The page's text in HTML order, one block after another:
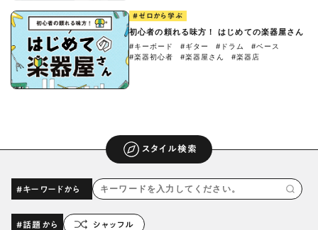
#ゼロから学ぶ
初心者の頼れる味方！ はじめての楽器屋さん
#キーボード #ギター #ドラム
#ベース
#楽器初心者
#楽器屋さん #楽器店
スタイル検索
#キーワードから
#話題から シャッフル